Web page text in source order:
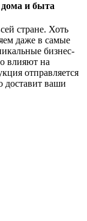
и быта
стране. Хоть
даже в самые
бизнес-
влияют на
отправляется
доставит ваши